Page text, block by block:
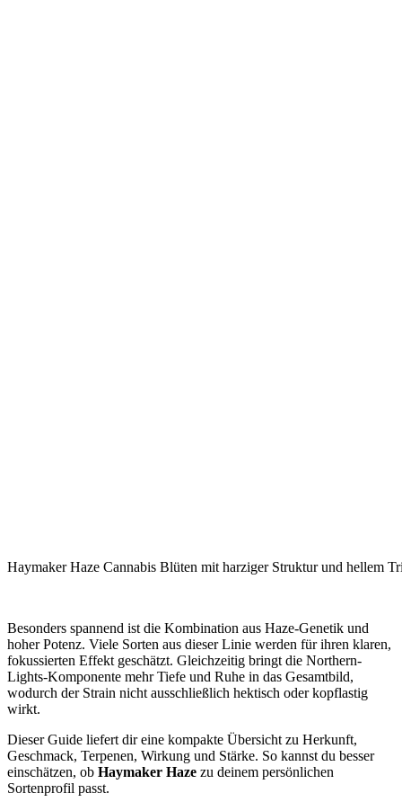
Haymaker Haze Cannabis Blüten mit harziger Struktur und hellem
Besonders spannend ist die Kombination aus Haze-Genetik und
hoher Potenz. Viele Sorten aus dieser Linie werden für ihren klaren,
fokussierten Effekt geschätzt. Gleichzeitig bringt die Northern-
Lights-Komponente mehr Tiefe und Ruhe in das Gesamtbild,
wodurch der Strain nicht ausschließlich hektisch oder kopflastig
wirkt.
Dieser Guide liefert dir eine kompakte Übersicht zu Herkunft,
Geschmack, Terpenen, Wirkung und Stärke. So kannst du besser
einschätzen, ob Haymaker Haze zu deinem persönlichen
Sortenprofil passt.